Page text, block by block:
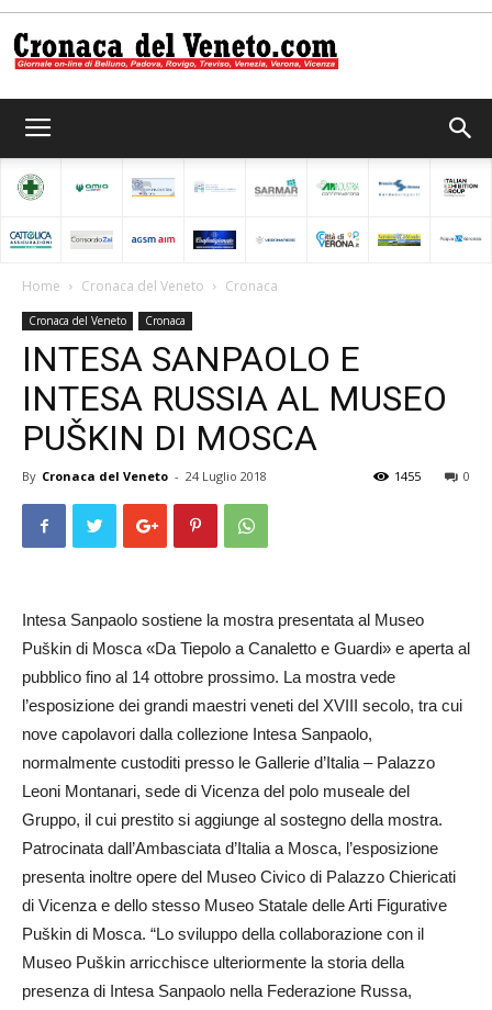
del
Home Cronaca del Veneto Cronaca
Cronaca del Veneto Cronaca
INTESA SANPAOLO E
INTESA RUSSIA AL MUSEO
PUŠKIN DI MOSCA
By Cronaca del Veneto - 24 Luglio 2018 0
1455
Intesa Sanpaolo sostiene la mostra presentata al Museo
Puškin di Mosca «Da Tiepolo a Canaletto e Guardi» e aperta al
pubblico fino al 14 ottobre prossimo. La mostra vede
l’esposizione dei grandi maestri veneti del XVIII secolo, tra cui
nove capolavori dalla collezione Intesa Sanpaolo,
normalmente custoditi presso le Gallerie d’Italia – Palazzo
Leoni Montanari, sede di Vicenza del polo museale del
Gruppo, il cui prestito si aggiunge al sostegno della mostra.
Patrocinata dall’Ambasciata d’Italia a Mosca, l’esposizione
presenta inoltre opere del Museo Civico di Palazzo Chiericati
di Vicenza e dello stesso Museo Statale delle Arti Figurative
Puškin di Mosca. “Lo sviluppo della collaborazione con il
Museo Puškin arricchisce ulteriormente la storia della
presenza di Intesa Sanpaolo nella Federazione Russa,